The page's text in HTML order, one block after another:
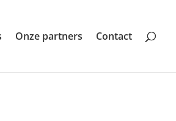
Onze partners Contact